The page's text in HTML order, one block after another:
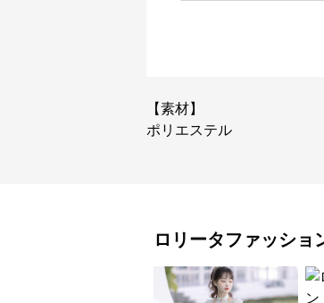
【素材】
ポリエステル
ロリータファッショ